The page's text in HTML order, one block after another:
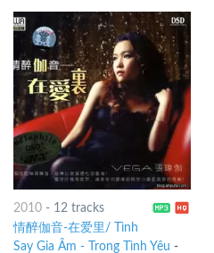
2010- 12 tracks
情醉伽音-在爱里/ Tình
Say Gia Âm - Trong Tình Yêu -